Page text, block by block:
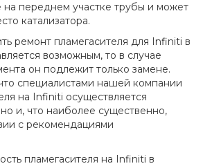
на переднем участке трубы и может
катализатора.
ремонт пламегасителя для Infiniti в
возможным, то в случае
он подлежит только замене.
специалистами нашей компании
на Infiniti осуществляется
и, что наиболее существенно,
с рекомендациями
пламегасителя на Infiniti в